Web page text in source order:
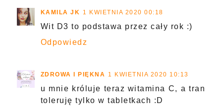
KAMILA JK 1 KWIETNIA 2020 00:18
Wit D3 to podstawa przez cały rok :)
Odpowiedz
ZDROWA I PIĘKNA 1 KWIETNIA 2020 10:13
u mnie króluje teraz witamina C, a tran
toleruję tylko w tabletkach :D